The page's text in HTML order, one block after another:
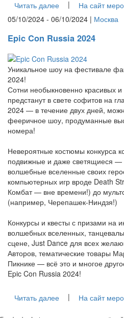
Читать далее |
На сайт
05/10/2024 - 06/10/2024 | Москва
Epic Con Russia 2024
Уникальное шоу на фестивале
2024!
Сотни необыкновенно красивых
предстанут в свете софитов на
2024 — в течение двух дней,
фееричное шоу, продуманные
номера!
Невероятные костюмы конкурса
подвижные и даже светящиеся —
волшебные вселенные своих
компьютерных игр вроде Death
Комбат — вне времени!) до
(например, Черепашек-Ниндзя!)
Конкурсы и квесты с призами на
волшебных вселенных,
сцене, Just Dance для всех
Авторов, тематические товары
Пикнике — всё это и многое
Epic Con Russia 2024!
Читать далее | На сайт